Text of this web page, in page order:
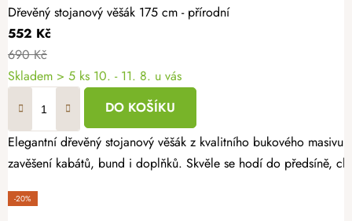
Dřevěný stojanový věšák 175 cm - přírodní
552 Kč
690 Kč
Skladem > 5 ks 10. - 11. 8. u vás
DO KOŠÍKU
Elegantní dřevěný stojanový věšák z kvalitního bukového
zavěšení kabátů, bund i doplňků. Skvěle se hodí do předsíně,
-20%